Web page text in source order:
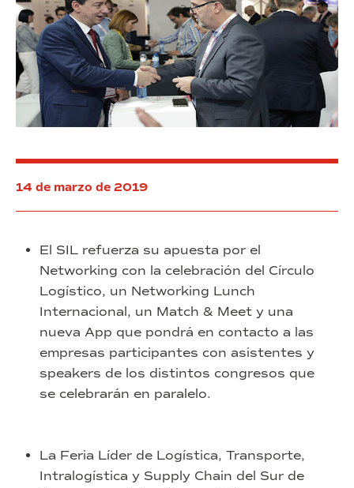
14 de marzo de 2019
El SIL refuerza su apuesta por el
Networking con la celebración del Círculo
Logístico, un Networking Lunch
Internacional, un Match & Meet y una
nueva App que pondrá en contacto a las
empresas participantes con asistentes y
speakers de los distintos congresos que
se celebrarán en paralelo.
La Feria Líder de Logística, Transporte,
Intralogística y Supply Chain del Sur de
transformación
hacia
la
economía
4.0
rehabilitar
la
nave
que
fue
el
primer
emplazamiento
del
de
modelo